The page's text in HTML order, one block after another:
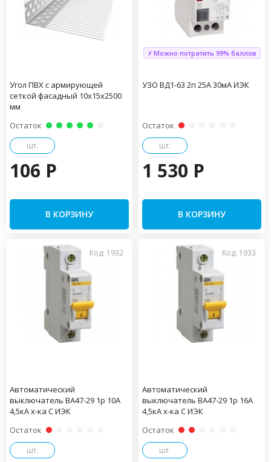
Угол ПВХ с армирующей
сеткой фасадный 10х15х2500
мм
Остаток
шт.
106 P
В КОРЗИНУ
⚡ Можно потратить 99% баллов
УЗО ВД1-63 2п 25А 30мА ИЭК
Остаток
шт.
1 530 P
В КОРЗИНУ
Код: 1932
Автоматический
выключатель ВА47-29 1р 10А
4,5кА х-ка С ИЭК
Остаток
шт.
Код: 1933
Автоматический
выключатель ВА47-29 1р 16А
4,5кА х-ка С ИЭК
Остаток
шт.